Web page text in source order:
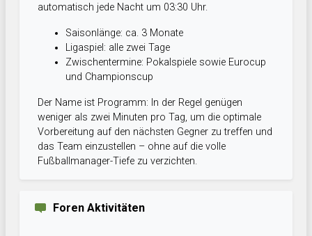
automatisch jede Nacht um 03:30 Uhr.
Saisonlänge: ca. 3 Monate
Ligaspiel: alle zwei Tage
Zwischentermine: Pokalspiele sowie Eurocup
und Championscup
Der Name ist Programm: In der Regel genügen
weniger als zwei Minuten pro Tag, um die optimale
Vorbereitung auf den nächsten Gegner zu treffen und
das Team einzustellen – ohne auf die volle
Fußballmanager-Tiefe zu verzichten.
Foren Aktivitäten